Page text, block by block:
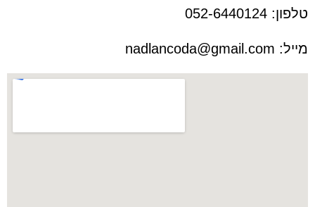
טלפון:
מייל: nadlancoda@gmail.com